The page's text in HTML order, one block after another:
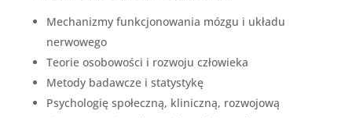
Mechanizmy funkcjonowania mózgu i układu
nerwowego
Teorie osobowości i rozwoju człowieka
Metody badawcze i statystykę
Psychologię społeczną, kliniczną, rozwojową